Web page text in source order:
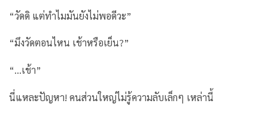
“วัดดิ แต่ทำไมมันยังไม่พอดีวะ”
“มึงวัดตอนไหน เช้าหรือเย็น?”
“…เช้า”
นี่แหละปัญหา! คนส่วนใหญ่ไม่รู้ความลับเล็กๆ เหล่านี้